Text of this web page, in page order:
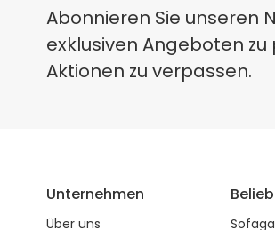
Abonnieren Sie unseren
exklusiven Angeboten
Aktionen zu verpassen.
Unternehmen
Über uns